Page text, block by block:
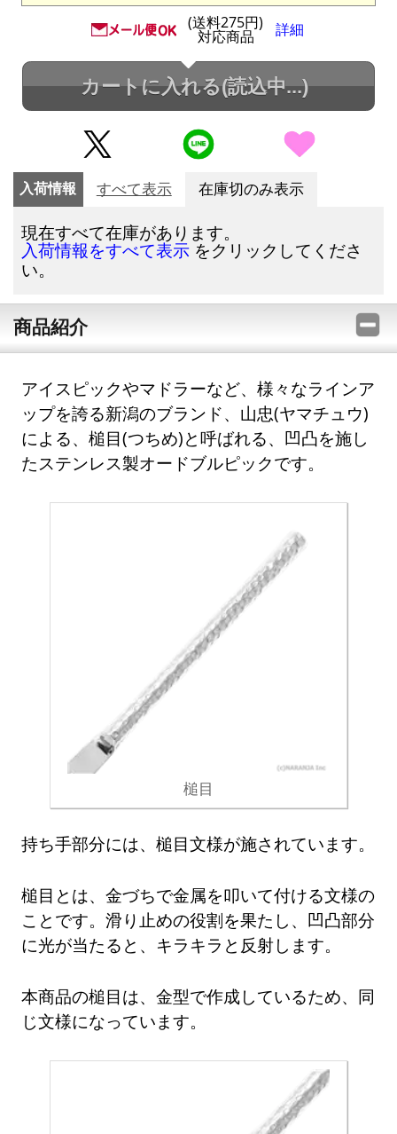
(送料275円)
対応商品 詳細
カートに入れる(読込中...)
入荷情報 すべて表示 在庫切のみ表示
現在すべて在庫があります。
入荷情報をすべて表示 をクリックしてくださ
い。
商品紹介
アイスピックやマドラーなど、様々なラインア
ップを誇る新潟のブランド、山忠(ヤマチュウ)
による、槌目(つちめ)と呼ばれる、凹凸を施し
たステンレス製オードブルピックです。
槌目
持ち手部分には、槌目文様が施されています。
槌目とは、金づちで金属を叩いて付ける文様の
ことです。滑り止めの役割を果たし、凹凸部分
に光が当たると、キラキラと反射します。
本商品の槌目は、金型で作成しているため、同
じ文様になっています。